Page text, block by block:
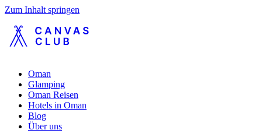
Zum Inhalt springen
Oman
Glamping
Oman Reisen
Hotels in Oman
Blog
Über uns